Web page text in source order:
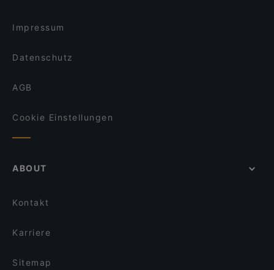
Impressum
Datenschutz
AGB
Cookie Einstellungen
ABOUT
Kontakt
Karriere
Sitemap